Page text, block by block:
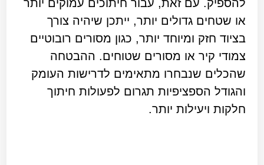
להספיק. עם זאת, עבור חיתוכים עמוקים יותר
או שטחים גדולים יותר, ייתכן שיהיה צורך
בציוד חזק ומיוחד יותר, כגון מסורים רובוטיים
צמודי קיר או מסורים שטוחים. ההבטחה
שהכלים שנבחרו מתאימים לדרישות העומק
והגודל הספציפיות תגרום לפעולות חיתוך
חלקות ויעילות יותר.